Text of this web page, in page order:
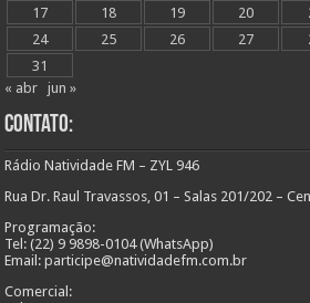
17
18 19 20
24
25 26 27
31
« abr
jun »
Contato:
Rádio Natividade FM – ZYL 946
Rua Dr. Raul Travassos, 01 – Salas 201/202 –
Programação:
Tel: (22) 9 9898-0104 (WhatsApp)
Email: participe@natividadefm.com.br
Comercial: